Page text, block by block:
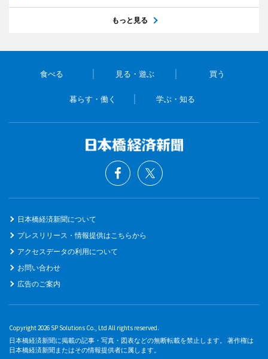
もっと見る
食べる 見る・遊ぶ 買う
暮らす・働く 学ぶ・知る
日本橋経済新聞について
プレスリリース・情報提供はこちらから
アクセスデータの利用について
お問い合わせ
広告のご案内
Copyright 2026 SP Solutions Co., Ltd All rights reserved.
日本橋経済新聞に掲載の記事・写真・図表などの無断転載を禁止します。 著作権は
日本橋経済新聞またはその情報提供者に属します。